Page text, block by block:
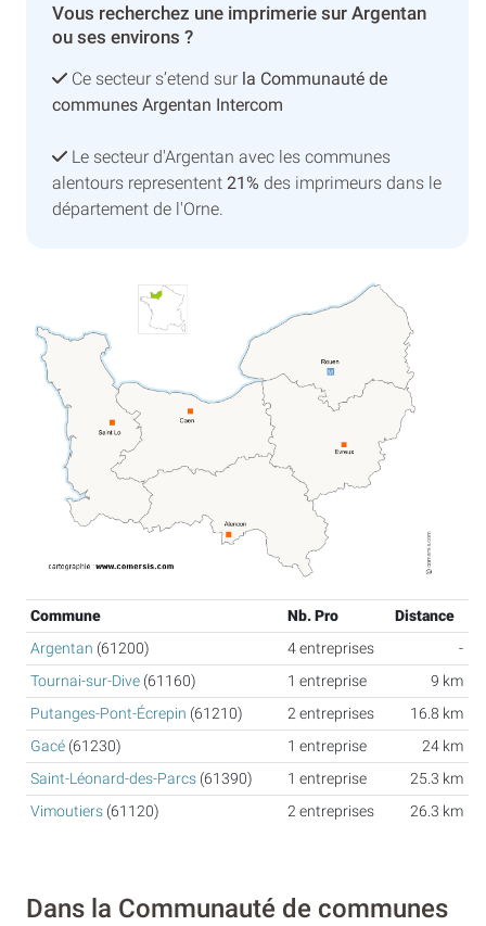
Vous recherchez une imprimerie sur Argentan
ou ses environs ?
Ce secteur s’etend sur la Communauté de
communes Argentan Intercom
Le secteur d'Argentan avec les communes
alentours representent 21% des imprimeurs dans le
département de l'Orne.
Commune Nb. Pro
Distance
Argentan (61200) 4 entreprises
-
Tournai-sur-Dive (61160) 1 entreprise
9 km
Putanges-Pont-Écrepin (61210) 2 entreprises
16.8 km
Gacé (61230) 1 entreprise
24 km
Saint-Léonard-des-Parcs (61390) 1 entreprise
25.3 km
Vimoutiers (61120) 2 entreprises 26.3 km
Dans la Communauté de communes